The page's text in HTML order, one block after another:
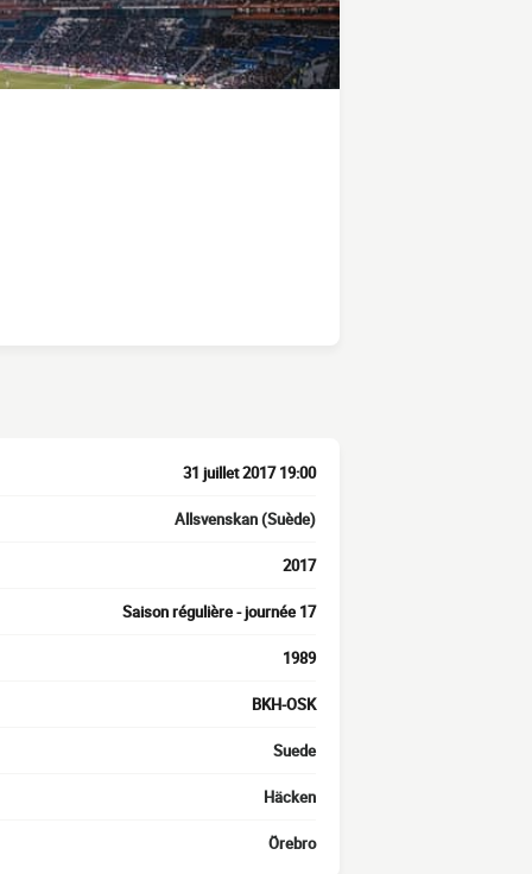
31 juillet 2017 19:00
Allsvenskan (Suède)
2017
Saison régulière - journée 17
1989
BKH-OSK
Suede
Häcken
Örebro